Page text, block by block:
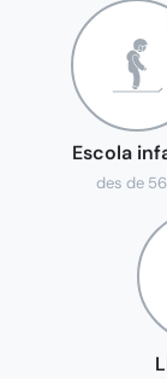
Escola
des de